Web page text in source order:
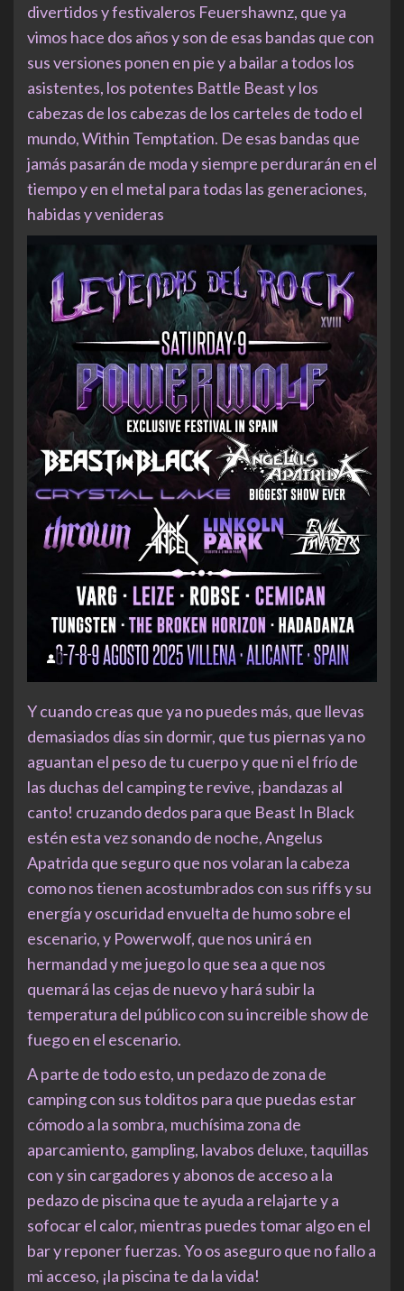
divertidos y festivaleros Feuershawnz, que ya
vimos hace dos años y son de esas bandas que con
sus versiones ponen en pie y a bailar a todos los
asistentes, los potentes Battle Beast y los
cabezas de los cabezas de los carteles de todo el
mundo, Within Temptation. De esas bandas que
jamás pasarán de moda y siempre perdurarán en el
tiempo y en el metal para todas las generaciones,
habidas y venideras
Y cuando creas que ya no puedes más, que llevas
demasiados días sin dormir, que tus piernas ya no
aguantan el peso de tu cuerpo y que ni el frío de
las duchas del camping te revive, ¡bandazas al
canto! cruzando dedos para que Beast In Black
estén esta vez sonando de noche, Angelus
Apatrida que seguro que nos volaran la cabeza
como nos tienen acostumbrados con sus riffs y su
energía y oscuridad envuelta de humo sobre el
escenario, y Powerwolf, que nos unirá en
hermandad y me juego lo que sea a que nos
quemará las cejas de nuevo y hará subir la
temperatura del público con su increible show de
fuego en el escenario.
A parte de todo esto, un pedazo de zona de
camping con sus tolditos para que puedas estar
cómodo a la sombra, muchísima zona de
aparcamiento, gampling, lavabos deluxe, taquillas
con y sin cargadores y abonos de acceso a la
pedazo de piscina que te ayuda a relajarte y a
sofocar el calor, mientras puedes tomar algo en el
bar y reponer fuerzas. Yo os aseguro que no fallo a
mi acceso, ¡la piscina te da la vida!